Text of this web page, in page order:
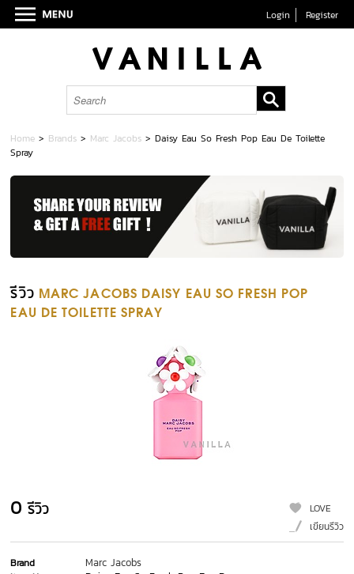
Login Register
Home > Brands > Marc Jacobs >Daisy Eau So Fresh Pop Eau De Toilette
Spray
รีวิว MARC JACOBS DAISY EAU SO FRESH POP
EAU DE TOILETTE SPRAY
0 รีวิว
LOVE
เขียนรีวิว
Brand Marc Jacobs